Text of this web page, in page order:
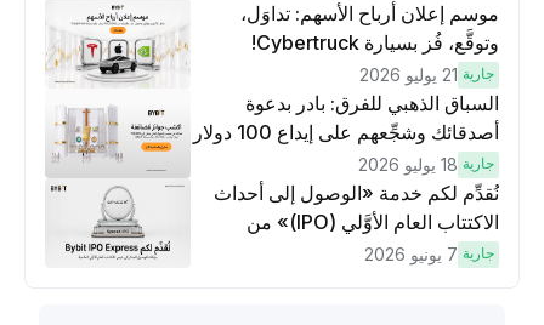
موسم إعلان أرباح الأسهم: تداوَل،
وتوقَّع، فُز بسيارة Cybertruck!
جارية 21 يوليو 2026
السباق الذهبي للفرق: بادر بدعوة
أصدقائك وشجِّعهم على إيداع 100 دولار
لكسَب مكافآت مُضاعَفة
جارية 18 يوليو 2026
نُقدِّم لكم خدمة «الوصول إلى أحداث
الاكتتاب العام الأوَّلي (IPO)» من
Bybit، بوابتك للوصول المبكر إلى فرص
جارية 7 يونيو 2026